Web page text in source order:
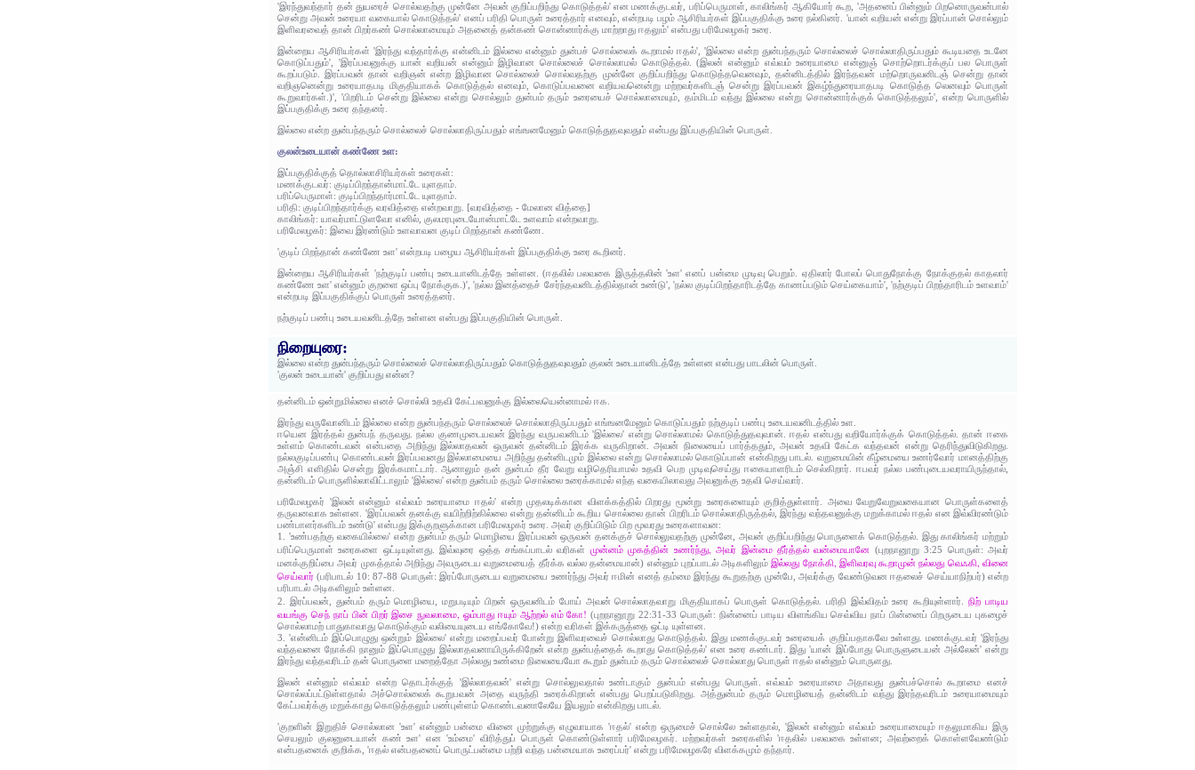
'இரந்துவந்தார் தன் துயரைச் சொல்வதற்கு முன்னே அவன் குறிப்பறிந்து கொடுத்தல்' என மணக்குடவர், பரிப்பெருமாள், காலிங்கர் ஆகியோர் கூற, 'அதனைப் பின்னும் பிறனொருவன்பால்
சென்று அவன் உரையா வகையால் கொடுத்தல்' எனப் பரிதி பொருள் உரைத்தார் எனவும், என்றபடி பழம் ஆசிரியர்கள் இப்பகுதிக்கு உரை நல்கினர். 'யான் வறியன் என்று இரப்பான் சொல்லும்
இளிவரவைத் தான் பிறர்கண் சொல்லாமையும் அதனைத் தன்கண் சொன்னார்க்கு மாற்றாது ஈதலும்' என்பது பரிமேலழகர் உரை.
இன்றைய ஆசிரியர்கள் 'இரந்து வந்தார்க்கு என்னிடம் இல்லை என்னும் துன்பச் சொல்லைக் கூறாமல் ஈதல்', 'இல்லை என்ற துன்பந்தரும் சொல்லைச் சொல்லாதிருப்பதும் கூடியதை உடனே
கொடுப்பதும்', 'இரப்பவனுக்கு யான் வறியன் என்னும் இழிவான சொல்லைச் சொல்லாமல் கொடுத்தல். (இலன் என்னும் எவ்வம் உரையாமை என்னுஞ் சொற்றொடர்க்குப் பல பொருள்
கூறப்படும். இரப்பவன் தான் வறிஞன் என்ற இழிவான சொல்லைச் சொல்வதற்கு முன்னே குறிப்பறிந்து கொடுத்தவெனவும், தன்னிடத்தில் இரந்தவன் மற்றொருவனிடஞ் சென்று தான்
வறிஞனென்று உரையாதபடி மிகுதியாகக் கொடுத்தல் எனவும், கொடுப்பவனை வறியவனென்று மற்றவர்களிடஞ் சென்று இரப்பவன் இகழ்ந்துரையாதபடி கொடுத்த லெனவும் பொருள்
கூறுவார்கள்.)', 'பிறரிடம் சென்று இல்லை என்று சொல்லும் துன்பம் தரும் உரையைச் சொல்லாமையும், தம்மிடம் வந்து இல்லை என்று சொன்னார்க்குக் கொடுத்தலும்', என்ற பொருளில்
இப்பகுதிக்கு உரை தந்தனர்.
இல்லை என்ற துன்பந்தரும் சொல்லைச் சொல்லாதிருப்பதும் எங்ஙனமேனும் கொடுத்துதவுவதும் என்பது இப்பகுதியின் பொருள்.
குலன்உடையான் கண்ணே உள:
இப்பகுதிக்குத் தொல்லாசிரியர்கள் உரைகள்:
மணக்குடவர்: குடிப்பிறந்தான்மாட்டே யுளதாம்.
பரிப்பெருமாள்: குடிப்பிறந்தார்மாட்டே யுளதாம்.
பரிதி: குடிப்பிறந்தார்க்கு வரவித்தை என்றவாறு. [வரவித்தை - மேலான வித்தை]
காலிங்கர்: யாவர்மாட்டுளவோ எனில், குலமரபுடையோன்மாட்டே உளவாம் என்றவாறு.
பரிமேலழகர்: இவை இரண்டும் உளவாவன குடிப் பிறந்தான் கண்ணே.
'குடிப் பிறந்தான் கண்ணே உள' என்றபடி பழைய ஆசிரியர்கள் இப்பகுதிக்கு உரை கூறினர்.
இன்றைய ஆசிரியர்கள் 'நற்குடிப் பண்பு உடையானிடத்தே உள்ளன. (ஈதலில் பலவகை இருத்தலின் 'உள' எனப் பன்மை முடிவு பெறும். ஏதிலார் போலப் பொதுநோக்கு நோக்குதல் காதலார்
கண்ணே உள' என்னும் குறளை ஒப்பு நோக்குக.)', 'நல்ல இனத்தைச் சேர்ந்தவனிடத்தில்தான் உண்டு', 'நல்ல குடிப்பிறந்தாரிடத்தே காணப்படும் செய்கையாம்', 'நற்குடிப் பிறந்தாரிடம் உளவாம்'
என்றபடி இப்பகுதிக்குப் பொருள் உரைத்தனர்.
நற்குடிப் பண்பு உடையவனிடத்தே உள்ளன என்பது இப்பகுதியின் பொருள்.
நிறையுரை:
இல்லை என்ற துன்பந்தரும் சொல்லைச் சொல்லாதிருப்பதும் கொடுத்துதவுவதும் குலன் உடையானிடத்தே உள்ளன என்பது பாடலின் பொருள்.
'குலன் உடையான்' குறிப்பது என்ன?
தன்னிடம் ஒன்றுமில்லை எனச் சொல்லி உதவி கேட்பவனுக்கு இல்லையென்னாமல் ஈக.
இரந்து வருவோனிடம் இல்லை என்ற துன்பந்தரும் சொல்லைச் சொல்லாதிருப்பதும் எங்ஙனமேனும் கொடுப்பதும் நற்குடிப் பண்பு உடையவனிடத்தில் உள.
ஈயென இரத்தல்‌ துன்பந் தருவது. நல்ல குணமுடையவன் இரந்து வருபவனிடம் 'இல்லை' என்று சொல்லாமல் கொடுத்துதவுவான். ஈதல் என்பது வறியோர்க்குக் கொடுத்தல். தான் ஈகை
உள்ளம் கொண்டவன் என்பதை அறிந்து இல்லாதவன் ஒருவன் தன்னிடம் இரக்க வருகிறான். அவன் நிலையைப் பார்த்ததும், அவன் உதவி கேட்க வந்தவன் என்று தெரிந்துவிடுகிறது.
நல்லகுடிப்பண்பு கொண்டவன் இரப்பவனது இல்லாமையை அறிந்து தன்னிடமும் இல்லை என்று சொல்லாமல் கொடுப்பான் என்கிறது பாடல். வறுமையின் கீழ்மையை உணர்வோர் மானத்திற்கு
அஞ்சி எளிதில் சென்று இரக்கமாட்டார். ஆனாலும் தன் துன்பம் தீர வேறு வழிதெரியாமல் உதவி பெற முடிவுசெய்து ஈகையாளரிடம் செல்கிறார். ஈபவர் நல்ல பண்புடையவராயிருந்தால்,
தன்னிடம் பொருளில்லாவிட்டாலும் 'இல்லை' என்ற துன்பம் தரும் சொல்லை உரைக்காமல் எந்த வகையிலாவது அவனுக்கு உதவி செய்வார்.
பரிமேலழகர் 'இலன் என்னும் எவ்வம் உரையாமை ஈதல்' என்ற முதலடிக்கான விளக்கத்தில் பிறரது மூன்று உரைகளையும் குறித்துள்ளார். அவை வேறுவேறுவகையான பொருள்களைத்
தருவனவாக உள்ளன. 'இரப்பவன் தனக்கு வயிற்றிற்கில்லை என்று தன்னிடம் கூறிய சொல்லை தான் பிறரிடம் சொல்லாதிருத்தல், இரந்து வந்தவனுக்கு மறுக்காமல் ஈதல் என இவ்விரண்டும்
பண்பாளர்களிடம் உண்டு' என்பது இக்குறளுக்கான பரிமேலழகர் உரை. அவர் குறிப்பிடும் பிற மூவரது உரைகளாவன:
1. 'உண்பதற்கு வகையில்லை' என்ற துன்பம் தரும் மொழியை இரப்பவன் ஒருவன் தனக்குச் சொல்லுவதற்கு முன்னே, அவன் குறிப்பறிந்து பொருளைக் கொடுத்தல். இது காலிங்கர் மற்றும்
பரிப்பெருமாள் உரைகளை ஒட்டியுள்ளது. இவ்வுரை ஒத்த சங்கப்பாடல் வரிகள் முன்னம் முகத்தின் உணர்ந்து, அவர் இன்மை தீர்த்தல் வன்மையானே (புறநானூறு 3:25 பொருள்: அவர்
மனக்குறிப்பை அவர் முகத்தால் அறிந்து அவருடைய வறுமையைத் தீர்க்க வல்ல தன்மையான்) என்னும் புறப்பாடல் அடிகளிலும்இல்லது நோக்கி, இளிவரவு கூறாமுன் நல்லது வெஃகி, வினை
செய்வார்(பரிபாடல் 10: 87-88 பொருள்: இரப்போருடைய வறுமையை உணர்ந்து அவர் ஈமின் எனத் தம்மை இரந்து கூறுதற்கு முன்பே, அவர்க்கு வேண்டுவன ஈதலைச் செய்யாநிற்பர்) என்ற
பரிபாடல் அடிகளிலும் உள்ளன.
2. இரப்பவன், துன்பம் தரும் மொழியை, மறுபடியும் பிறன் ஒருவனிடம் போய் அவன் சொல்லாதவாறு மிகுதியாகப் பொருள் கொடுத்தல். பரிதி இவ்விதம் உரை கூறியுள்ளார்.நிற் பாடிய
வயங்கு செந் நாப் பின் பிறர் இசை நுவலாமை, ஓம்பாது ஈயும் ஆற்றல் எம் கோ!(புறநானூறு 22:31-33 பொருள்: நின்னைப் பாடிய விளங்கிய செவ்விய நாப் பின்னைப் பிறருடைய புகழைச்
சொல்லாமற் பாதுகாவாது கொடுக்கும் வலியையுடைய எங்கோவே!) என்ற வரிகள் இக்கருத்தை ஒட்டி யுள்ளன.
3. 'என்னிடம் இப்பொழுது ஒன்றும் இல்லை' என்று மறைப்பவர் போன்று இளிவரவைச் சொல்லாது கொடுத்தல். இது மணக்குடவர் உரையைக் குறிப்பதாகவே உள்ளது. மணக்குடவர் 'இரந்து
வந்தவனை நோக்கி நானும் இப்பொழுது இல்லாதவனாயிருக்கிறேன் என்ற துன்பத்தைக் கூறாது கொடுத்தல்' என உரை கண்டார். இது 'யான் இப்போது பொருளுடையன் அல்லேன்' என்று
இரந்து வந்தவரிடம் தன் பொருளை மறைத்தோ அல்லது உண்மை நிலையையோ கூறும் துன்பம் தரும் சொல்லைச் சொல்லாது பொருள் ஈதல் என்னும் பொருளது.
இலன் என்னும் எவ்வம் என்ற தொடர்க்குத் 'இல்லாதவன்' என்று சொல்லுவதால் உண்டாகும் துன்பம் என்பது பொருள். எவ்வம் உரையாமை அதாவது துன்பச்சொல் கூறாமை எனச்
சொல்லப்பட்டுள்ளதால் அச்சொல்லைக் கூறுபவன் அதை வருந்தி உரைக்கிறான் என்பது பெறப்படுகிறது. அத்துன்பம் தரும் மொழியைத் தன்னிடம் வந்து இரந்தவரிடம் உரையாமையும்
கேட்பவர்க்கு மறுக்காது கொடுத்தலும் பண்புள்ளம் கொண்டவனாலேயே இயலும் என்கிறது பாடல்.
'குறளின் இறுதிச் சொல்லான 'உள' என்னும் பன்மை வினை முற்றுக்கு எழுவாயாக 'ஈதல்' என்ற ஒருமைச் சொல்லே உள்ளதால், 'இலன் என்னும் எவ்வம் உரையாமையும் ஈதலுமாகிய இரு
செயலும் குலனுடையான் கண் உள' என 'உம்மை' விரித்துப் பொருள் கொண்டுள்ளார் பரிமேலழகர். மற்றவர்கள் உரைகளில் 'ஈதலில் பலவகை உள்ளன; அவற்றைக் கொள்ளவேண்டும்
என்பதனைக் குறிக்க, 'ஈதல் என்பதனைப் பொருட்பன்மை பற்றி வந்த பன்மையாக உரைப்பர்' என்று பரிமேலழகரே விளக்கமும் தந்தார்.